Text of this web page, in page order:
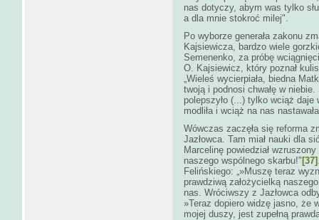
nas dotyczy, abym was tylko
a dla mnie stokroć milej".
Po wyborze generała zakonu
Kajsiewicza, bardzo wiele
Semenenko, za próbę
O. Kajsiewicz, który poznał
„Wieleś wycierpiała, biedna
twoją i podnosi chwałę w
polepszyło (...) tylko wciąż
modliła i wciąż na nas
Wówczas zaczęła się reforma
Jazłowca. Tam miał nauki dla
Marcelinę powiedział
naszego wspólnego skarbu!" [37]
Felińskiego: „»Muszę teraz
prawdziwą założycielką
nas. Wróciwszy z Jazłowca
»Teraz dopiero widzę jasno, że
mojej duszy, jest zupełną